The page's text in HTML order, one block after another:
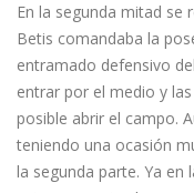
En la segunda mitad se
Betis comandaba la
entramado defensivo
entrar por el medio y
posible abrir el campo.
teniendo una ocasión
la segunda parte. Ya